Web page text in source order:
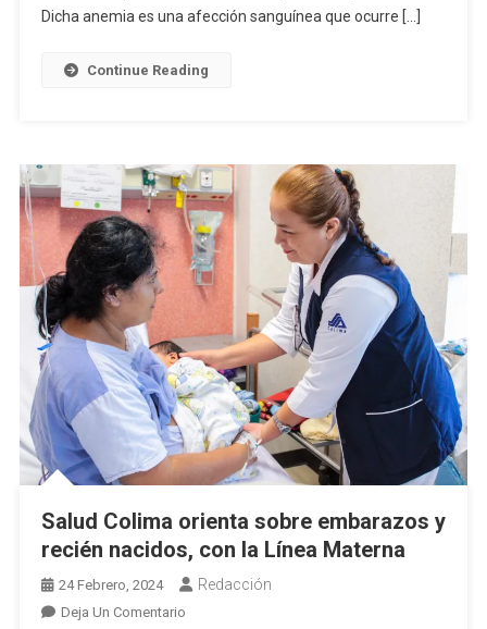
Secretaría
Dicha anemia es una afección sanguínea que ocurre […]
Continue Reading
Salud Colima orienta sobre embarazos y
recién nacidos, con la Línea Materna
24 Febrero, 2024 Redacción
Deja Un ComentarioEn